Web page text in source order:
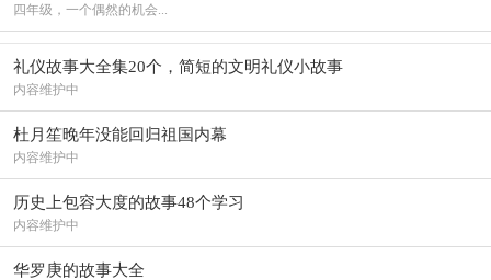
四年级，一个偶然的机会...
礼仪故事大全集20个，简短的文明礼仪小故事
内容维护中
杜月笙晚年没能回归祖国内幕
内容维护中
历史上包容大度的故事48个学习
内容维护中
华罗庚的故事大全